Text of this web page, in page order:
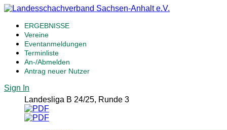
ERGEBNISSE
Vereine
Eventanmeldungen
Terminliste
An-/Abmelden
Antrag neuer Nutzer
Sign In
Landesliga B 24/25, Runde 3